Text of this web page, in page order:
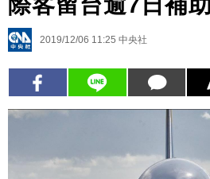
2019/12/06 11:25 中央社